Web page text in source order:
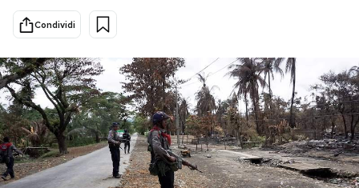
Scienza
Cultura
Economia
Sport
Altrecose
Mondiali calcio 2026
PODCAST
Condividi